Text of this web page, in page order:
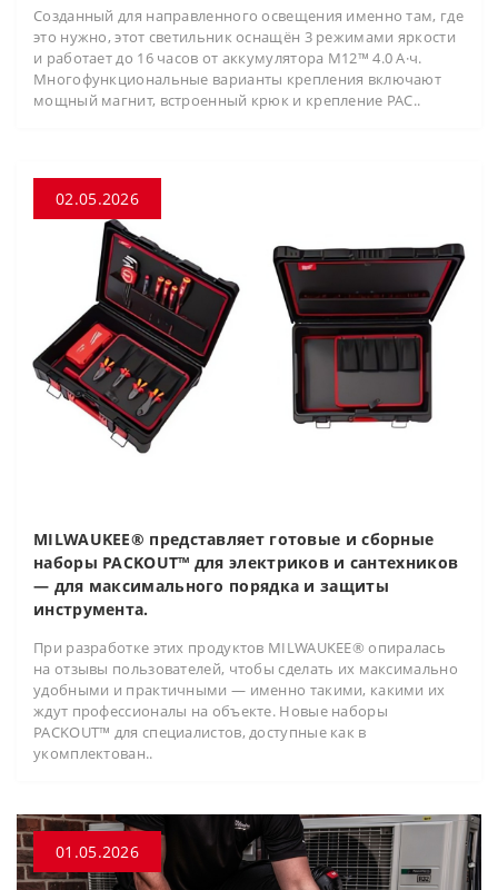
Созданный для направленного освещения именно там, где
это нужно, этот светильник оснащён 3 режимами яркости
и работает до 16 часов от аккумулятора M12™ 4.0 А·ч.
Многофункциональные варианты крепления включают
мощный магнит, встроенный крюк и крепление PAC..
02.05.2026
MILWAUKEE® представляет готовые и сборные
наборы PACKOUT™ для электриков и сантехников
— для максимального порядка и защиты
инструмента.
При разработке этих продуктов MILWAUKEE® опиралась
на отзывы пользователей, чтобы сделать их максимально
удобными и практичными — именно такими, какими их
ждут профессионалы на объекте. Новые наборы
PACKOUT™ для специалистов, доступные как в
укомплектован..
01.05.2026